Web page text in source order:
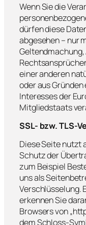
Wenn Sie die
dürfen diese
abgesehen – nur
einer anderen
oder aus
Interesses der
Mitgliedstaats
SSL- bzw. TLS-
Diese Seite nutzt
Schutz der
zum Beispiel
uns als
Verschlüsselung.
erkennen Sie
Browsers von
dem Schloss-